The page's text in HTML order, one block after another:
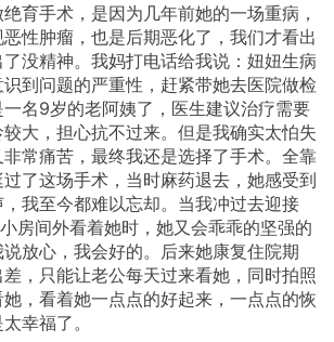
育手术，是因为几年前她的一场重病，
性肿瘤，也是后期恶化了，我们才看出
没精神。我妈打电话给我说：妞妞生病
到问题的严重性，赶紧带她去医院做检
名9岁的老阿姨了，医生建议治疗需要
大，担心抗不过来。但是我确实太怕失
常痛苦，最终我还是选择了手术。全靠
了这场手术，当时麻药退去，她感受到
我至今都难以忘却。当我冲过去迎接
房间外看着她时，她又会乖乖的坚强的
放心，我会好的。后来她康复住院期
，只能让老公每天过来看她，同时拍照
，看着她一点点的好起来，一点点的恢
幸福了。